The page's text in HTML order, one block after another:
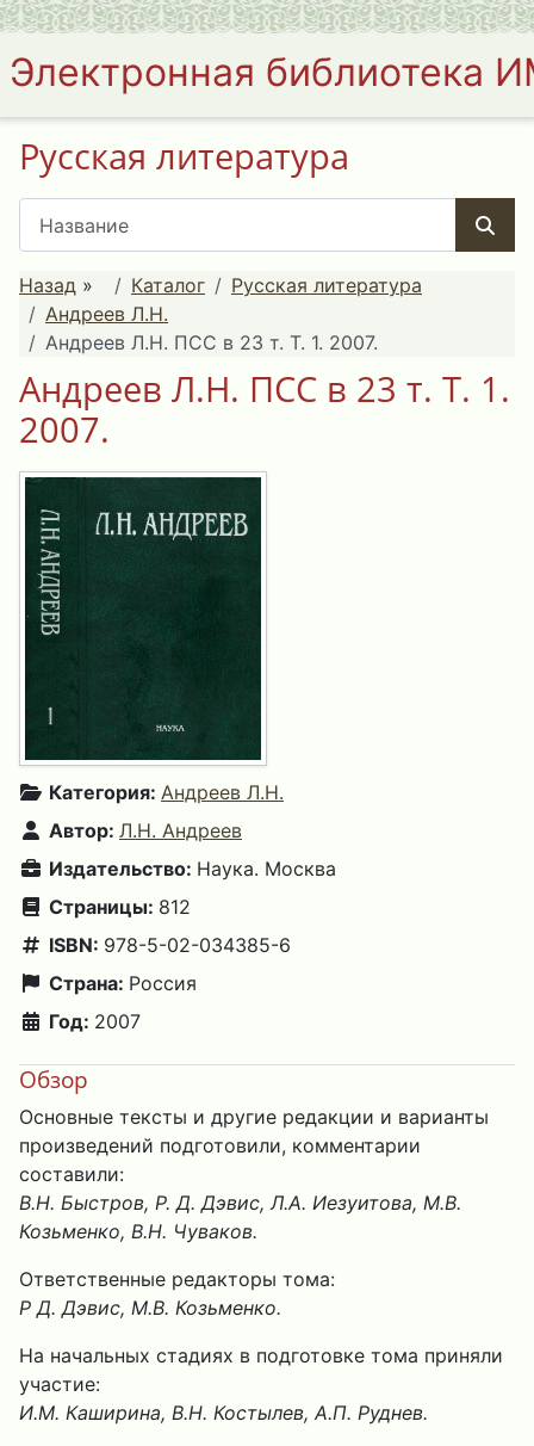
Электронная библиотека
Русская литература
Назад » Каталог
Русская литература
Андреев Л.Н.
Андреев Л.Н. ПСС в 23 т. Т. 1. 2007.
Андреев Л.Н. ПСС в 23 т. Т. 1.
2007.
Категория: Андреев Л.Н.
Автор: Л.Н. Андреев
Издательство: Наука. Москва
Страницы: 812
ISBN: 978-5-02-034385-6
Страна: Россия
Год: 2007
Обзор
Основные тексты и другие редакции и варианты
произведений подготовили, комментарии
составили:
В.Н. Быстров, Р. Д. Дэвис, Л.А. Иезуитова, М.В.
Козьменко, В.Н. Чуваков.
Ответственные редакторы тома:
Р Д. Дэвис, М.В. Козьменко.
На начальных стадиях в подготовке тома приняли
участие:
И.М. Каширина, В.Н. Костылев, А.П. Руднев.